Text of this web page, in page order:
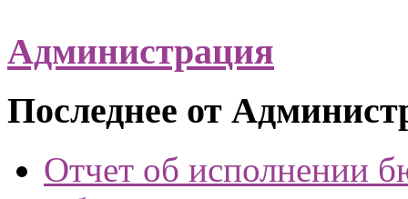
Администрация
Последнее от
Отчет об исполнении